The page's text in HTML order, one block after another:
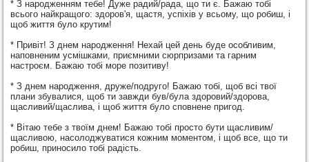
* З народженням тебе! Дуже радий/рада, що ти є. Бажаю тобі
всього найкращого: здоров'я, щастя, успіхів у всьому, що робиш, і
щоб життя було крутим!
* Привіт! З днем народження! Нехай цей день буде особливим,
наповненим усмішками, приємними сюрпризами та гарним
настроєм. Бажаю тобі море позитиву!
* З днем народження, друже/подруго! Бажаю тобі, щоб всі твої
плани збувалися, щоб ти завжди був/була здоровий/здорова,
щасливий/щаслива, і щоб життя було сповнене пригод.
* Вітаю тебе з твоїм днем! Бажаю тобі просто бути щасливим/
щасливою, насолоджуватися кожним моментом, і щоб все, що ти
робиш, приносило тобі радість.